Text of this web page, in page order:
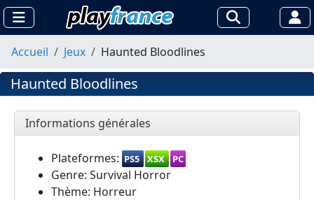
Accueil Jeux Haunted Bloodlines
Haunted Bloodlines
Informations générales
Plateformes: PS5 XSX PC
Genre: Survival Horror
Thème: Horreur